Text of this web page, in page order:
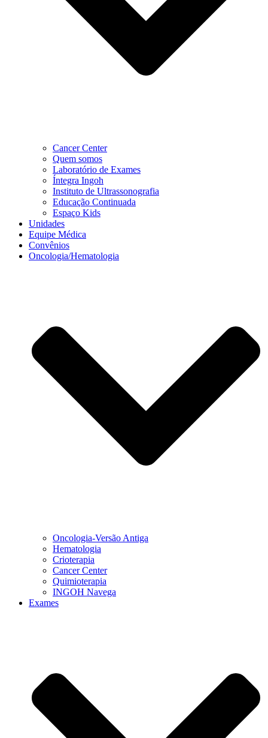
Cancer Center
Quem somos
Laboratório de Exames
Íntegra Ingoh
Instituto de Ultrassonografia
Educação Continuada
Espaço Kids
Unidades
Equipe Médica
Convênios
Oncologia/Hematologia
Oncologia-Versão Antiga
Hematologia
Crioterapia
Cancer Center
Quimioterapia
INGOH Navega
Exames